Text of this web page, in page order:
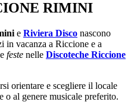
RIMINI
e Riviera Disco nascono
in vacanza a Riccione e a
e feste nelle Discoteche Riccione
orientare e scegliere il locale
o al genere musicale preferito.